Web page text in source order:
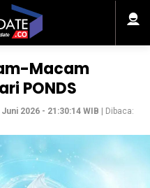
Macam
PONDS
Juni 2026 - 21:30:14 WIB | Dibaca: